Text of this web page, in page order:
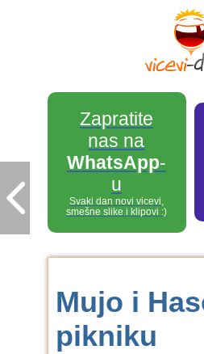
Zapratite
nas na
WhatsApp-
u
Svaki dan novi vicevi,
smešne slike i klipovi :)
Mujo i
pikniku